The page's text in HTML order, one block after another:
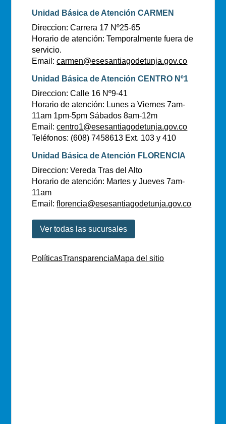
Unidad Básica de Atención CARMEN
Direccion: Carrera 17 Nº25-65
Horario de atención: Temporalmente fuera de
servicio.
Email:carmen@esesantiagodetunja.gov.co
Unidad Básica de Atención CENTRO Nº1
Direccion: Calle 16 Nº9-41
Horario de atención: Lunes a Viernes 7am-
11am 1pm-5pm Sábados 8am-12m
Email:centro1@esesantiagodetunja.gov.co
Teléfonos: (608) 7458613 Ext. 103 y 410
Unidad Básica de Atención FLORENCIA
Direccion: Vereda Tras del Alto
Horario de atención: Martes y Jueves 7am-
11am
Email:florencia@esesantiagodetunja.gov.co
Ver todas las sucursales
PolíticasTransparenciaMapa del sitio